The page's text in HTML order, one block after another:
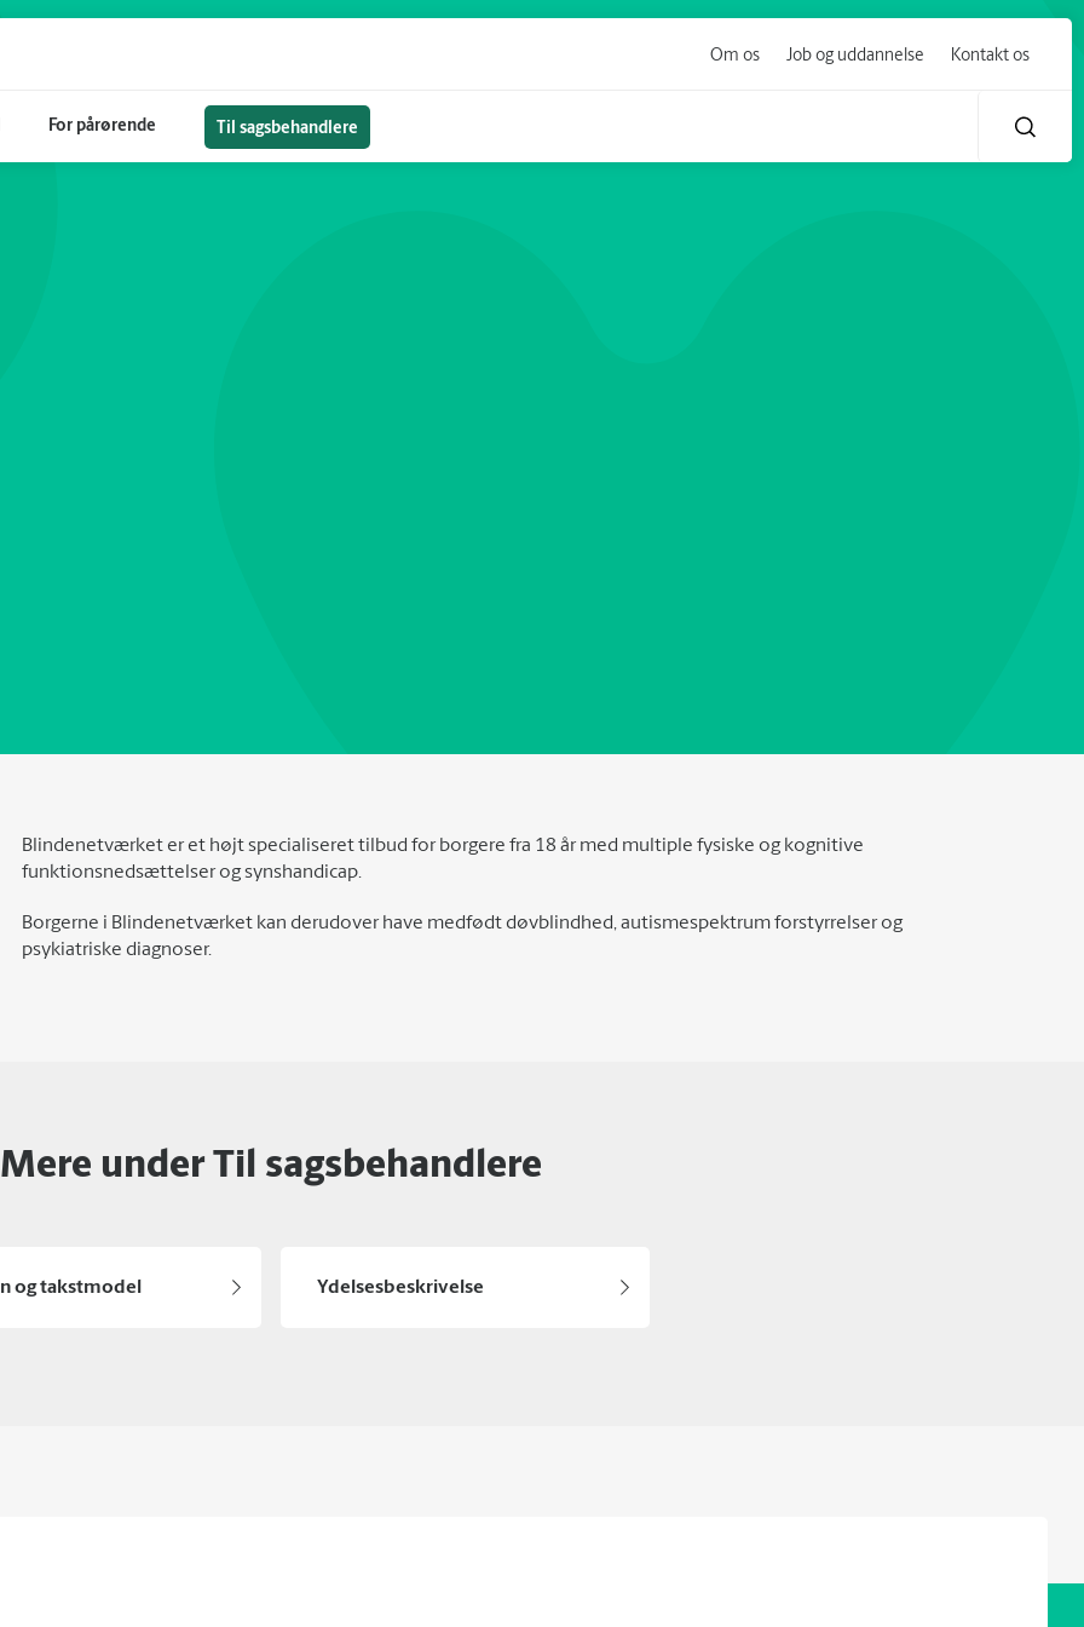
Om os Job og uddannelse Kontakt os
For pårørende Til sagsbehandlere
Blindenetværket er et højt specialiseret tilbud for borgere fra 18 år med multiple fysiske og kognitive
funktionsnedsættelser og synshandicap.
Borgerne i Blindenetværket kan derudover have medfødt døvblindhed, autismespektrum forstyrrelser og
psykiatriske diagnoser.
Mere under Til sagsbehandlere
og takstmodel Ydelsesbeskrivelse